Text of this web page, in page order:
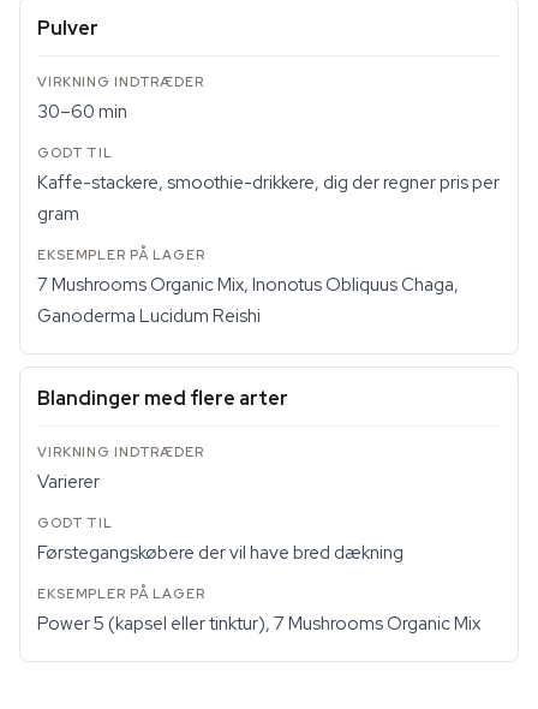
Pulver
30–60 min
Kaffe-stackere, smoothie-drikkere, dig der regner pris per
gram
7 Mushrooms Organic Mix, Inonotus Obliquus Chaga,
Ganoderma Lucidum Reishi
Blandinger med flere arter
Varierer
Førstegangskøbere der vil have bred dækning
Power 5 (kapsel eller tinktur), 7 Mushrooms Organic Mix